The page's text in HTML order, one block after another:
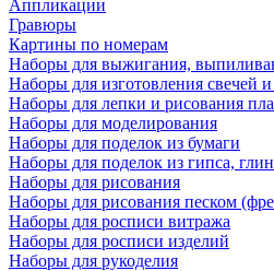
Аппликации
Гравюры
Картины по номерам
Наборы для выжигания,
Наборы для изготовления свечей
Наборы для лепки и рисования
Наборы для моделирования
Наборы для поделок из бумаги
Наборы для поделок из гипса,
Наборы для рисования
Наборы для рисования песком
Наборы для росписи витража
Наборы для росписи изделий
Наборы для рукоделия